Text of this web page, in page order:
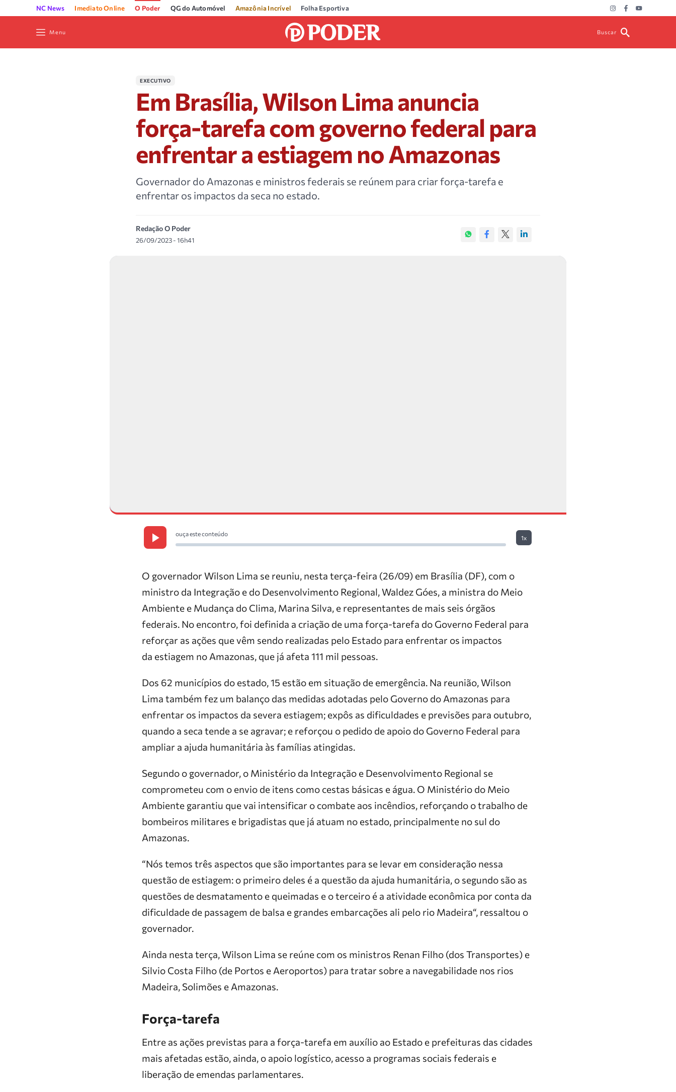
NC News Imediato Online O Poder QG do Automóvel Amazônia Incrível Folha Esportiva
Menu Buscar
EXECUTIVO
Em Brasília, Wilson Lima anuncia
força-tarefa com governo federal para
enfrentar a estiagem no Amazonas
Governador do Amazonas e ministros federais se reúnem para criar força-tarefa e
enfrentar os impactos da seca no estado.
Redação O Poder
26/09/2023 - 16h41
ouça este conteúdo
1x
O governador Wilson Lima se reuniu, nesta terça-feira (26/09) em Brasília (DF), com o
ministro da Integração e do Desenvolvimento Regional, Waldez Góes, a ministra do Meio
Ambiente e Mudança do Clima, Marina Silva, e representantes de mais seis órgãos
federais. No encontro, foi definida a criação de uma força-tarefa do Governo Federal para
reforçar as ações que vêm sendo realizadas pelo Estado para enfrentar os impactos
da estiagem no Amazonas, que já afeta 111 mil pessoas.
Dos 62 municípios do estado, 15 estão em situação de emergência. Na reunião, Wilson
Lima também fez um balanço das medidas adotadas pelo Governo do Amazonas para
enfrentar os impactos da severa estiagem; expôs as dificuldades e previsões para outubro,
quando a seca tende a se agravar; e reforçou o pedido de apoio do Governo Federal para
ampliar a ajuda humanitária às famílias atingidas.
Segundo o governador, o Ministério da Integração e Desenvolvimento Regional se
comprometeu com o envio de itens como cestas básicas e água. O Ministério do Meio
Ambiente garantiu que vai intensificar o combate aos incêndios, reforçando o trabalho de
bombeiros militares e brigadistas que já atuam no estado, principalmente no sul do
Amazonas.
“Nós temos três aspectos que são importantes para se levar em consideração nessa
questão de estiagem: o primeiro deles é a questão da ajuda humanitária, o segundo são as
questões de desmatamento e queimadas e o terceiro é a atividade econômica por conta da
dificuldade de passagem de balsa e grandes embarcações ali pelo rio Madeira“, ressaltou o
governador.
Ainda nesta terça, Wilson Lima se reúne com os ministros Renan Filho (dos Transportes) e
Silvio Costa Filho (de Portos e Aeroportos) para tratar sobre a navegabilidade nos rios
Madeira, Solimões e Amazonas.
Força-tarefa
Entre as ações previstas para a força-tarefa em auxílio ao Estado e prefeituras das cidades
mais afetadas estão, ainda, o apoio logístico, acesso a programas sociais federais e
liberação de emendas parlamentares.